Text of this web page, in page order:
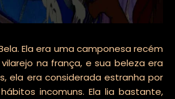
Ela era uma camponesa recém
na frança, e sua beleza era
ela era considerada estranha por
incomuns. Ela lia bastante,